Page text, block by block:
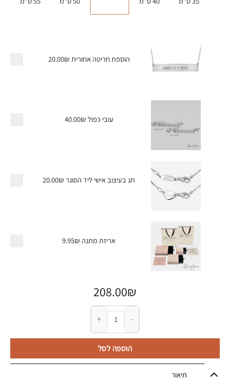
הוספת חריטה אחורית 20.00₪
עובי כפול 40.00₪
תג בעיצוב אישי ליד הסוגר 20.00₪
אריזת מתנה 9.95₪
208.00₪
כמות של שרשרת חריטה ספרות רומיות - בר אנכי
הוספה לסל
תיאור